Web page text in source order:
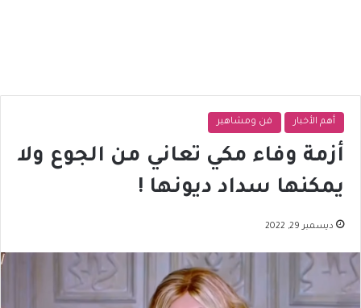
أهم الأخبار فن ومشاهير
أزمة وفاء مكي تعاني من الجوع ولا
يمكنها سداد ديونها !
ديسمبر 29, 2022